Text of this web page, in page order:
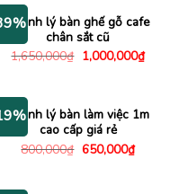
Thanh lý bàn ghế gỗ cafe
chân sắt cũ
1,650,000₫ Giá
gốc
1,000,000₫Giá
hiện
Thanh lý bàn làm việc 1m
cao cấp giá rẻ
800,000₫ Giá
650,000₫Giá
hiện